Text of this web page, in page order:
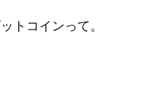
トコインって。